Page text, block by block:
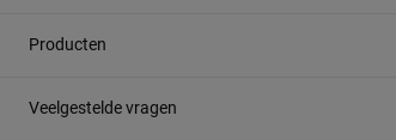
Producten
Veelgestelde vragen